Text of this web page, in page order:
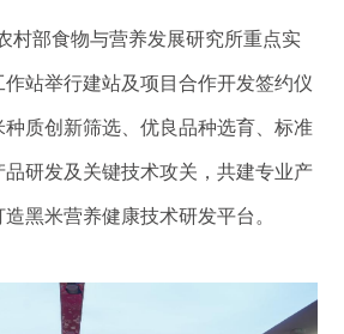
村部食物与营养发展研究所重点实
站举行建站及项目合作开发签约仪
质创新筛选、优良品种选育、标准
研发及关键技术攻关，共建专业产
黑米营养健康技术研发平台。